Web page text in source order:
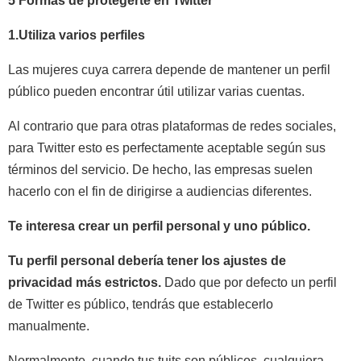
1.Utiliza varios perfiles
Las mujeres cuya carrera depende de mantener un perfil
público pueden encontrar útil utilizar varias cuentas.
Al contrario que para otras plataformas de redes sociales,
para Twitter esto es perfectamente aceptable según sus
términos del servicio. De hecho, las empresas suelen
hacerlo con el fin de dirigirse a audiencias diferentes.
Te interesa crear un perfil personal y uno público.
Tu perfil personal debería tener los ajustes de
privacidad más estrictos. Dado que por defecto un perfil
de Twitter es público, tendrás que establecerlo
manualmente.